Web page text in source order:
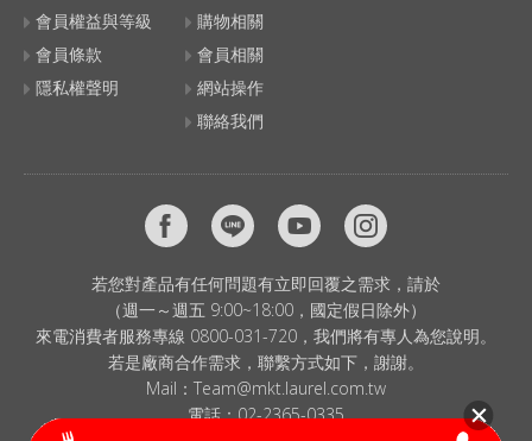
會員權益與等級
會員條款
隱私權聲明
購物相關
會員相關
網站操作
聯絡我們
若您對產品有任何問題有立即回覆之需求，請於
（週一～週五 9:00~18:00，國定假日除外）
來電消費者服務專線 0800-031-720，我們將有專人為您說明。
若是廠商合作需求，聯繫方式如下，謝謝。
Mail： Team@mkt.laurel.com.tw
電話：02-2365-0335